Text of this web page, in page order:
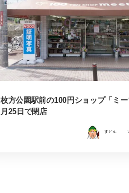
枚方公園駅前の100円ショップ「ミ
月25日で閉店
すどん